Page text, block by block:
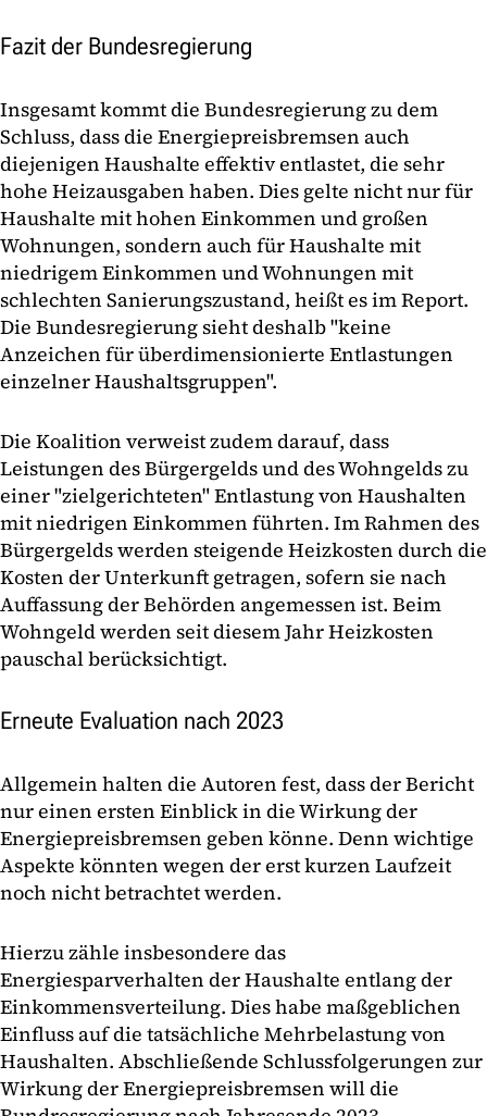
Fazit der Bundesregierung
Insgesamt kommt die Bundesregierung zu dem
Schluss, dass die Energiepreisbremsen auch
diejenigen Haushalte effektiv entlastet, die sehr
hohe Heizausgaben haben. Dies gelte nicht nur für
Haushalte mit hohen Einkommen und großen
Wohnungen, sondern auch für Haushalte mit
niedrigem Einkommen und Wohnungen mit
schlechten Sanierungszustand, heißt es im Report.
Die Bundesregierung sieht deshalb "keine
Anzeichen für überdimensionierte Entlastungen
einzelner Haushaltsgruppen".
Die Koalition verweist zudem darauf, dass
Leistungen des Bürgergelds und des Wohngelds zu
einer "zielgerichteten" Entlastung von Haushalten
mit niedrigen Einkommen führten. Im Rahmen des
Bürgergelds werden steigende Heizkosten durch die
Kosten der Unterkunft getragen, sofern sie nach
Auffassung der Behörden angemessen ist. Beim
Wohngeld werden seit diesem Jahr Heizkosten
pauschal berücksichtigt.
Erneute Evaluation nach 2023
Allgemein halten die Autoren fest, dass der Bericht
nur einen ersten Einblick in die Wirkung der
Energiepreisbremsen geben könne. Denn wichtige
Aspekte könnten wegen der erst kurzen Laufzeit
noch nicht betrachtet werden.
Hierzu zähle insbesondere das
Energiesparverhalten der Haushalte entlang der
Einkommensverteilung. Dies habe maßgeblichen
Einfluss auf die tatsächliche Mehrbelastung von
Haushalten. Abschließende Schlussfolgerungen zur
Wirkung der Energiepreisbremsen will die